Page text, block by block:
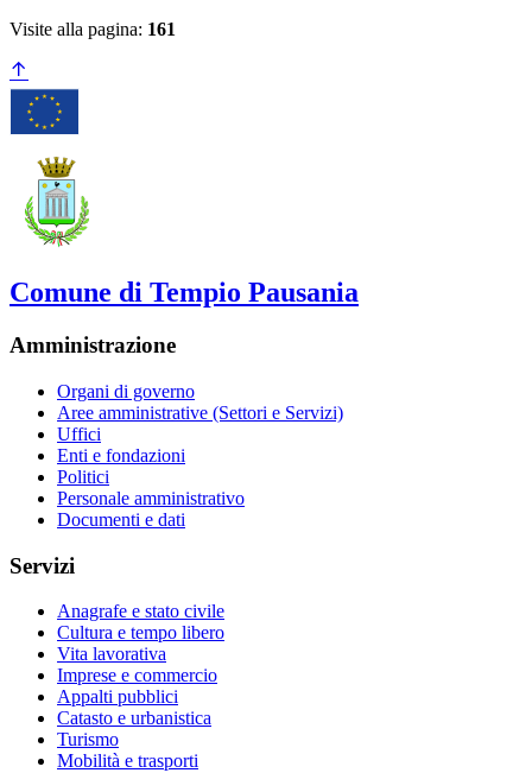
Visite alla pagina: 161
Comune di Tempio Pausania
Amministrazione
Organi di governo
Aree amministrative (Settori e Servizi)
Uffici
Enti e fondazioni
Politici
Personale amministrativo
Documenti e dati
Servizi
Anagrafe e stato civile
Cultura e tempo libero
Vita lavorativa
Imprese e commercio
Appalti pubblici
Catasto e urbanistica
Turismo
Mobilità e trasporti